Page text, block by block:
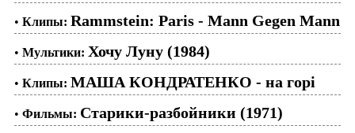
• Клипы: Rammstein: Paris - Mann Gegen Mann
• Мультики: Хочу Луну (1984)
• Клипы: МАША КОНДРАТЕНКО - на горі
• Фильмы: Старики-разбойники (1971)